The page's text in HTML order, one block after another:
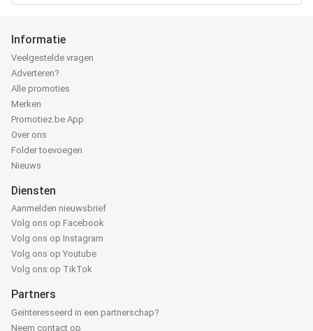
Informatie
Veelgestelde vragen
Adverteren?
Alle promoties
Merken
Promotiez.be App
Over ons
Folder toevoegen
Nieuws
Diensten
Aanmelden nieuwsbrief
Volg ons op Facebook
Volg ons op Instagram
Volg ons op Youtube
Volg ons op TikTok
Partners
Geïnteresseerd in een partnerschap?
Neem contact op